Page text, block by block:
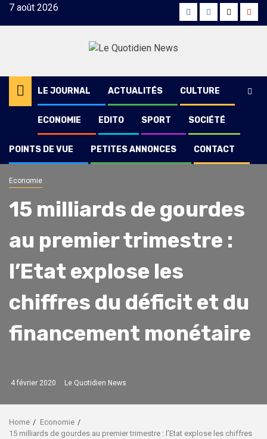
Skip7 août 2026 FacebookInstagram
Twitter
LE JOURNAL ACTUALITÉS CULTURE
ECONOMIE EDITO SPORT SOCIÉTÉ
POINTS DE VUE PETITES ANNONCES CONTACT
Economie
15 milliards de gourdes
au premier trimestre :
l’Etat explose les
chiffres du déficit et du
financement monétaire
4 février 2020 Le Quotidien News
Home
Economie
15 milliards de gourdes au premier trimestre : l’Etat explose les chiffres